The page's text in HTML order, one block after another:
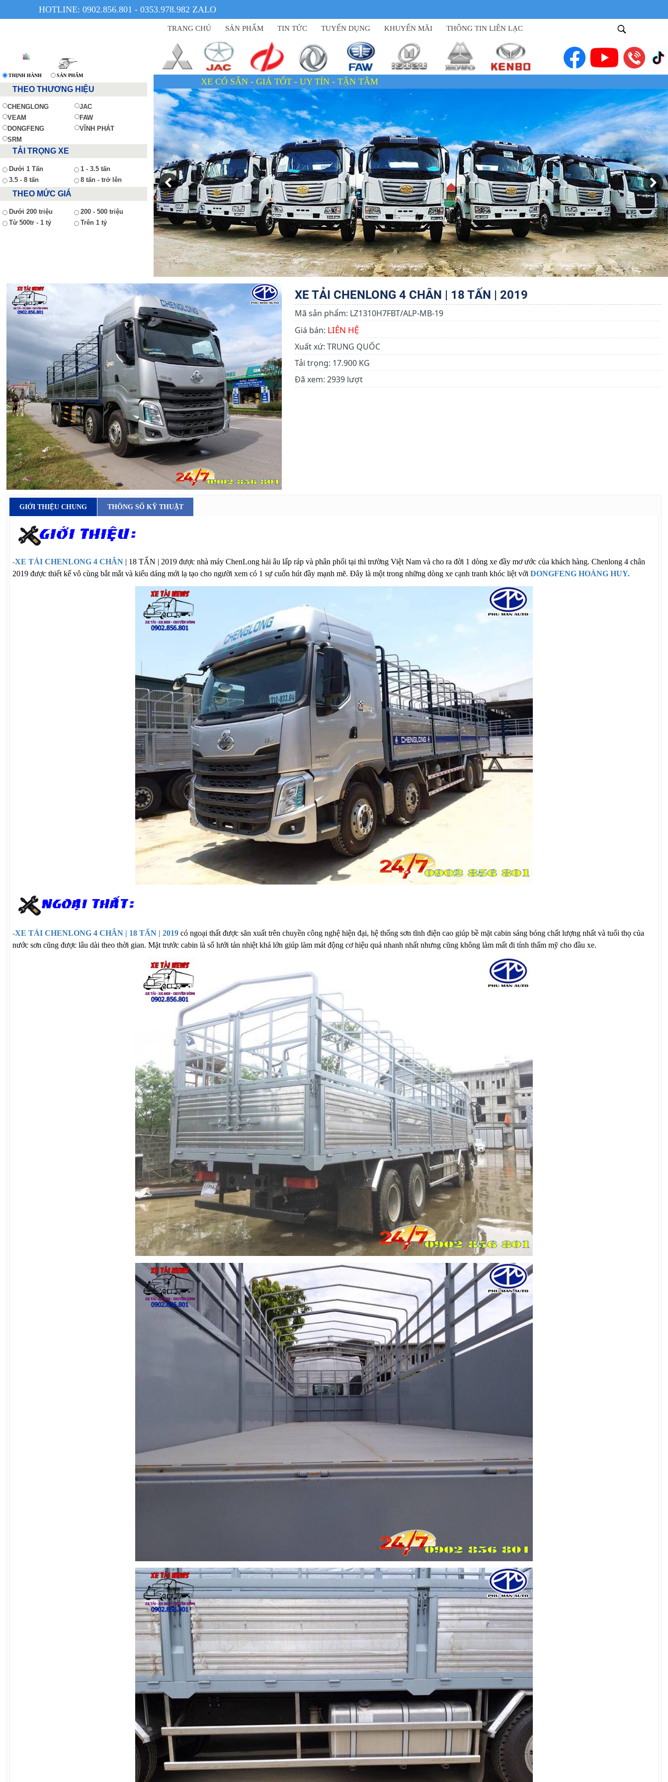
HOTLINE: 0902.856.801 - 0353.978.982 ZALO
TRANG CHỦ SẢN PHẨM TIN TỨC TUYỂN DỤNG KHUYẾN MÃI THÔNG TIN LIÊN LẠC
XE CÓ SẴN - GIÁ TỐT - UY TÍN - TẬN TÂM
THỊNH HÀNH SẢN PHẨM
THEO THƯƠNG HIỆU
CHENGLONG
JAC
VEAM
FAW
DONGFENG
VĨNH PHÁT
SRM
TẢI TRỌNG XE
Dưới 1 Tấn
1 - 3.5 tấn
3.5 - 8 tấn
8 tấn - trở lên
THEO MỨC GIÁ
Dưới 200 triệu
200 - 500 triệu
Từ 500tr - 1 tỷ
Trên 1 tỷ
XE TẢI CHENLONG 4 CHÂN | 18 TẤN | 2019
Mã sản phẩm: LZ1310H7FBT/ALP-MB-19
Giá bán: LIÊN HỆ
Xuất xứ: TRUNG QUỐC
Tải trọng: 17.900 KG
Đã xem: 2939 lượt
GIỚI THIỆU CHUNG THÔNG SỐ KỸ THUẬT
-XE TẢI CHENLONG 4 CHÂN | 18 TẤN | 2019 được nhà máy ChenLong hải âu lấp ráp và phân phối tại thì trường Việt Nam và cho ra đời 1 dòng xe đầy mơ ước của khách hàng. Chenlong 4 chân
2019 được thiết kế vô cùng bắt mắt và kiểu dáng mới lạ tạo cho người xem có 1 sự cuốn hút đầy mạnh mẽ. Đây là một trong những dòng xe cạnh tranh khóc liệt vớiDONGFENG HOÀNG HUY.
-XE TẢI CHENLONG 4 CHÂN | 18 TẤN | 2019 có ngoại thất được sãn xuất trên chuyền công nghệ hiện đại, hệ thống sơn tĩnh điện cao giúp bề mặt cabin sáng bóng chất lượng nhất và tuổi thọ của
nước sơn cũng được lâu dài theo thời gian. Mặt trước cabin là số lưới tản nhiệt khá lớn giúp làm mát động cơ hiệu quả nhanh nhất nhưng cũng không làm mất đi tính thẩm mỹ cho đầu xe.